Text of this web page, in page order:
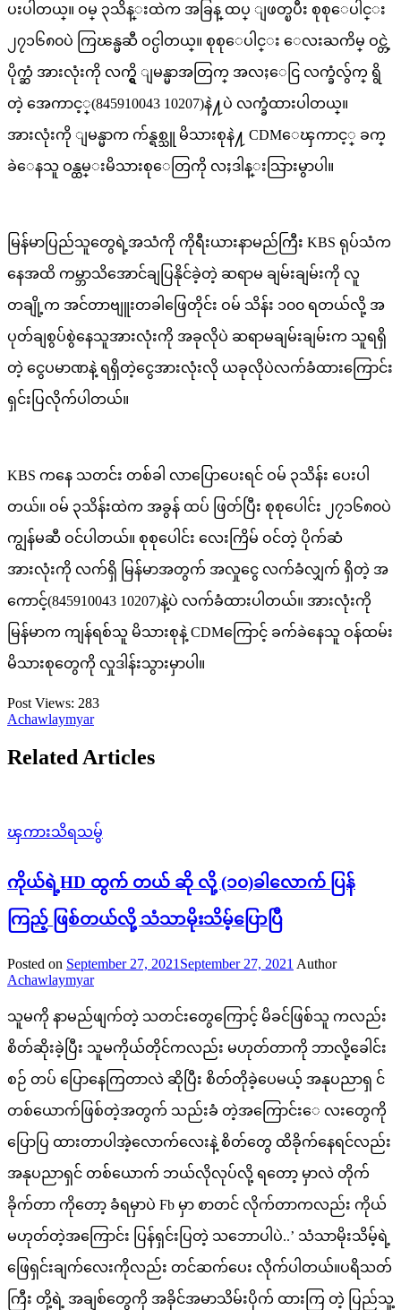
ပးပါတယ္။ ဝမ္ ၃သိန္းထဲက အခြန္ ထပ္ ျဖတ္ၿပီး စုစုေပါင္း
၂၇၁၆၈၀ပဲ ကြၽန္မဆီ ဝင္ပါတယ္။ စုစုေပါင္း ေလးႀကိမ္ ဝင္တဲ့
ပိုက္ဆံ အားလုံးကို လက္ရွိ ျမန္မာအတြက္ အလႈေငြ လက္ခံလွ်က္ ရွိ
တဲ့ အေကာင့္(845910043 10207)နဲ႔ပဲ လက္ခံထားပါတယ္။
အားလုံးကို ျမန္မာက က်န္ရစ္သူ မိသားစုနဲ႔ CDMေၾကာင့္ ခက္
ခဲေနသူ ဝန္ထမ္းမိသားစုေတြကို လႈဒါန္းသြားမွာပါ။
မြန်မာပြည်သူတွေရဲ့အသံကို ကိုရီးယားနာမည်ကြီး KBS ရုပ်သံက
နေအထိ ကမ္ဘာသိအောင်ချပြနိုင်ခဲ့တဲ့ ဆရာမ ချမ်းချမ်းကို လူ
တချို့က အင်တာဗျူးတခါဖြေတိုင်း ဝမ် သိန်း ၁၀၀ ရတယ်လို့ အ
ပုတ်ချစွပ်စွဲနေသူအားလုံးကို အခုလိုပဲ ဆရာမချမ်းချမ်းက သူရရှိ
တဲ့ ငွေပမာဏနဲ့ ရရှိတဲ့ငွေအားလုံးလို ယခုလိုပဲလက်ခံထားကြောင်း
ရှင်းပြလိုက်ပါတယ်။
KBS ကနေ သတင်း တစ်ခါ လာပြောပေးရင် ဝမ် ၃သိန်း ပေးပါ
တယ်။ ဝမ် ၃သိန်းထဲက အခွန် ထပ် ဖြတ်ပြီး စုစုပေါင်း ၂၇၁၆၈၀ပဲ
ကျွန်မဆီ ဝင်ပါတယ်။ စုစုပေါင်း လေးကြိမ် ဝင်တဲ့ ပိုက်ဆံ
အားလုံးကို လက်ရှိ မြန်မာအတွက် အလှုငွေ လက်ခံလျှက် ရှိတဲ့ အ
ကောင့်(845910043 10207)နဲ့ပဲ လက်ခံထားပါတယ်။ အားလုံးကို
မြန်မာက ကျန်ရစ်သူ မိသားစုနဲ့ CDMကြောင့် ခက်ခဲနေသူ ဝန်ထမ်း
မိသားစုတွေကို လှုဒါန်းသွားမှာပါ။
Post Views: 283
Achawlaymyar
Related Articles
ၾကားသိရသမွ်
ကိုယ်ရဲ့HD ထွက် တယ် ဆို လို့ (၁၀)ခါလောက် ပြန်
ကြည့် ဖြစ်တယ်လို့ သံသာမိုးသိမ့်ပြောပြီ
Posted on September 27, 2021 September 27, 2021 Author
Achawlaymyar
သူမကို နာမည်ဖျက်တဲ့ သတင်းတွေကြောင့် မိခင်ဖြစ်သူ ကလည်း
စိတ်ဆိုးခဲ့ပြီး သူမကိုယ်တိုင်ကလည်း မဟုတ်တာကို ဘာလို့ခေါင်း
စဉ် တပ် ပြောနေကြတာလဲ ဆိုပြီး စိတ်တိုခဲ့ပေမယ့် အနုပညာရှ င်
တစ်ယောက်ဖြစ်တဲ့အတွက် သည်းခံ တဲ့အကြောင်းေ လးတွေကို
ပြောပြ ထားတာပါအဲ့လောက်လေးနဲ့ စိတ်တွေ ထိခိုက်နေရင်လည်း
အနုပညာရှင် တစ်ယောက် ဘယ်လိုလုပ်လို့ ရတော့ မှာလဲ တိုက်
ခိုက်တာ ကိုတော့ ခံရမှာပဲ Fb မှာ စာတင် လိုက်တာကလည်း ကိုယ်
မဟုတ်တဲ့အကြောင်း ပြန်ရှင်းပြတဲ့ သဘောပါပဲ..’ သံသာမိုးသိမ့်ရဲ့
ဖြေရှင်းချက်လေးကိုလည်း တင်ဆက်ပေး လိုက်ပါတယ်။ပရိသတ်
ကြီး တို့ရဲ့ အချစ်တွေကို အခိုင်အမာသိမ်းပိုက် ထားကြ တဲ့ ပြည်သူ့